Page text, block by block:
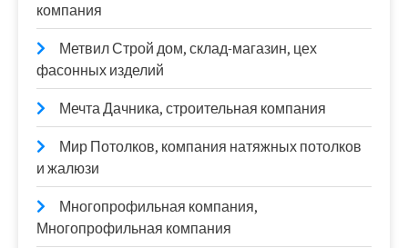
компания
Метвил Строй дом, склад-магазин, цех
фасонных изделий
Мечта Дачника, строительная компания
Мир Потолков, компания натяжных потолков
и жалюзи
Многопрофильная компания,
Многопрофильная компания